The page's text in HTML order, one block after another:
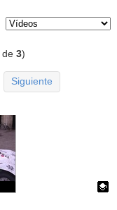
de3)
Siguiente